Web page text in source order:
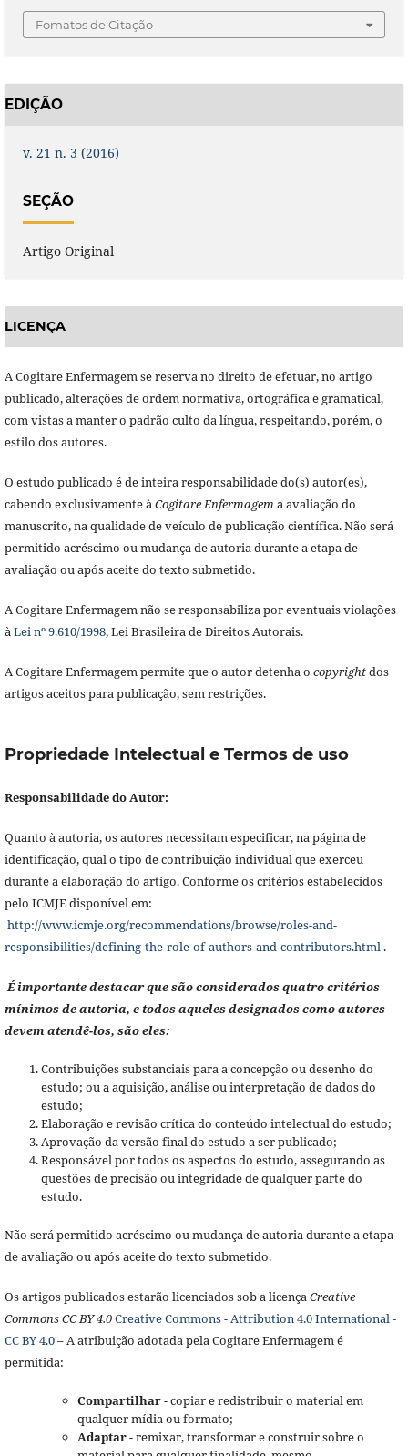
Fomatos de Citação
EDIÇÃO
v. 21 n. 3 (2016)
SEÇÃO
Artigo Original
LICENÇA
A Cogitare Enfermagem se reserva no direito de efetuar, no artigo
publicado, alterações de ordem normativa, ortográfica e gramatical,
com vistas a manter o padrão culto da língua, respeitando, porém, o
estilo dos autores.
O estudo publicado é de inteira responsabilidade do(s) autor(es),
cabendo exclusivamente àCogitare Enfermagema avaliação do
manuscrito, na qualidade de veículo de publicação científica. Não será
permitido acréscimo ou mudança de autoria durante a etapa de
avaliação ou após aceite do texto submetido.
A Cogitare Enfermagem não se responsabiliza por eventuais violações
àLei nº 9.610/1998, Lei Brasileira de Direitos Autorais.
A Cogitare Enfermagem permite que o autor detenha o copyrightdos
artigos aceitos para publicação, sem restrições.
Propriedade Intelectual e Termos de uso
Responsabilidade do Autor:
Quanto à autoria, os autores necessitam especificar, na página de
identificação, qual o tipo de contribuição individual que exerceu
durante a elaboração do artigo. Conforme os critérios estabelecidos
pelo ICMJE disponível em:
http://www.icmje.org/recommendations/browse/roles-and-
responsibilities/defining-the-role-of-authors-and-contributors.html.
É importante destacar que são considerados quatro critérios
mínimos de autoria, e todos aqueles designados como autores
devem atendê-los, são eles:
Contribuições substanciais para a concepção ou desenho do
estudo; ou a aquisição, análise ou interpretação de dados do
estudo;
Elaboração e revisão crítica do conteúdo intelectual do estudo;
Aprovação da versão final do estudo a ser publicado;
Responsável por todos os aspectos do estudo, assegurando as
questões de precisão ou integridade de qualquer parte do
estudo.
Não será permitido acréscimo ou mudança de autoria durante a etapa
de avaliação ou após aceite do texto submetido.
Os artigos publicados estarão licenciados sob a licençaCreative
Commons CC BY 4.0Creative Commons - Attribution 4.0 International -
CC BY 4.0– A atribuição adotada pela Cogitare Enfermagem é
permitida:
Compartilhar- copiar e redistribuir o material em
qualquer mídia ou formato;
Adaptar- remixar, transformar e construir sobre o